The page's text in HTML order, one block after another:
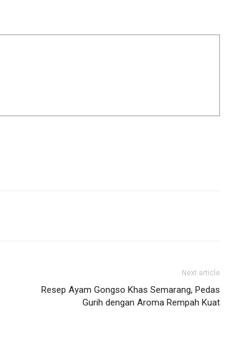
Next article
Resep Ayam Gongso Khas Semarang, Pedas
Gurih dengan Aroma Rempah Kuat